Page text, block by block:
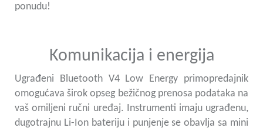
ponudu!
Komunikacija i energija
Ugrađeni Bluetooth V4 Low Energy primopredajnik
omogućava širok opseg bežičnog prenosa podataka na
vaš omiljeni ručni uređaj. Instrumenti imaju ugrađenu,
dugotrajnu Li-Ion bateriju i punjenje se obavlja sa mini